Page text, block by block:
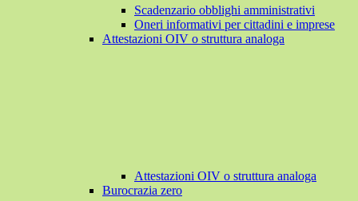
Scadenzario obblighi amministrativi
Oneri informativi per cittadini e imprese
Attestazioni OIV o struttura analoga
Attestazioni OIV o struttura analoga
Burocrazia zero